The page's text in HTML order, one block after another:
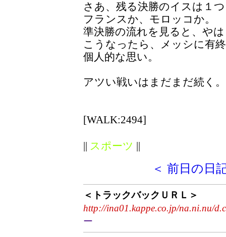
さあ、残る決勝のイスは１
フランスか、モロッコか。
準決勝の流れを見ると、や
こうなったら、メッシに有
個人的な思い。
アツい戦いはまだまだ続く。
[WALK:2494]
|| スポーツ ||
＜ 前日の日
＜トラックバックＵＲＬ＞
http://ina01.kappe.co.jp/na.ni.nu/
ー